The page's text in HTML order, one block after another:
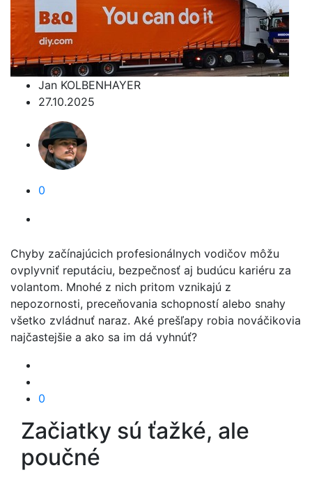
Jan KOLBENHAYER
27.10.2025
0
Chyby začínajúcich profesionálnych vodičov môžu
ovplyvniť reputáciu, bezpečnosť aj budúcu kariéru za
volantom. Mnohé z nich pritom vznikajú z
nepozornosti, preceňovania schopností alebo snahy
všetko zvládnuť naraz. Aké prešľapy robia nováčikovia
najčastejšie a ako sa im dá vyhnúť?
0
Začiatky sú ťažké, ale
poučné